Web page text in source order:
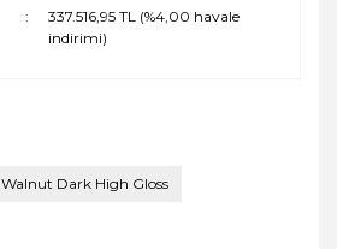
337.516,95 TL (%4,00 havale
indirimi)
Walnut Dark High Gloss